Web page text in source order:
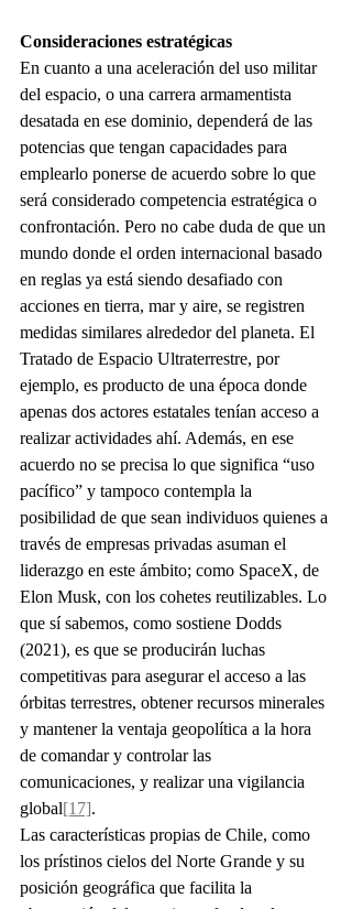
Consideraciones estratégicas
En cuanto a una aceleración del uso militar
del espacio, o una carrera armamentista
desatada en ese dominio, dependerá de las
potencias que tengan capacidades para
emplearlo ponerse de acuerdo sobre lo que
será considerado competencia estratégica o
confrontación. Pero no cabe duda de que un
mundo donde el orden internacional basado
en reglas ya está siendo desafiado con
acciones en tierra, mar y aire, se registren
medidas similares alrededor del planeta. El
Tratado de Espacio Ultraterrestre, por
ejemplo, es producto de una época donde
apenas dos actores estatales tenían acceso a
realizar actividades ahí. Además, en ese
acuerdo no se precisa lo que significa “uso
pacífico” y tampoco contempla la
posibilidad de que sean individuos quienes a
través de empresas privadas asuman el
liderazgo en este ámbito; como SpaceX, de
Elon Musk, con los cohetes reutilizables. Lo
que sí sabemos, como sostiene Dodds
(2021), es que se producirán luchas
competitivas para asegurar el acceso a las
órbitas terrestres, obtener recursos minerales
y mantener la ventaja geopolítica a la hora
de comandar y controlar las
comunicaciones, y realizar una vigilancia
global[17].
Las características propias de Chile, como
los prístinos cielos del Norte Grande y su
posición geográfica que facilita la